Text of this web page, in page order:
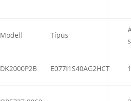
Modell Típus
DK2000P2B E077I1S40AG2HCT